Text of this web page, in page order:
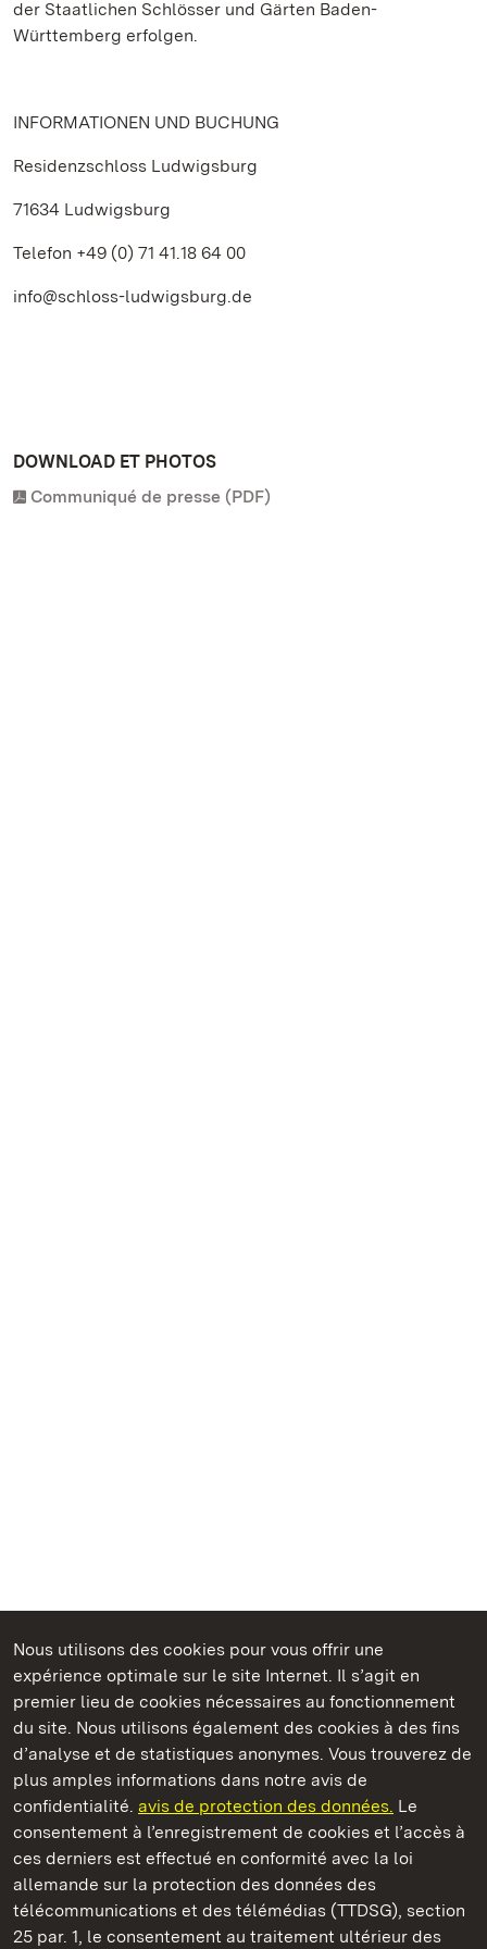
Nous utilisons des cookies pour vous offrir une
expérience optimale sur le site Internet. Il s’agit en
premier lieu de cookies nécessaires au fonctionnement
du site. Nous utilisons également des cookies à des fins
d’analyse et de statistiques anonymes. Vous trouverez de
plus amples informations dans notre avis de
confidentialité. avis de protection des données. Le
consentement à l’enregistrement de cookies et l’accès à
ces derniers est effectué en conformité avec la loi
allemande sur la protection des données des
télécommunications et des télémédias (TTDSG), section
25 par. 1, le consentement au traitement ultérieur des
der Staatlichen Schlösser und Gärten Baden-
Württemberg erfolgen.
INFORMATIONEN UND BUCHUNG
Residenzschloss Ludwigsburg
71634 Ludwigsburg
Telefon +49 (0) 71 41.18 64 00
info@schloss-ludwigsburg.de
DOWNLOAD ET PHOTOS
Communiqué de presse (PDF)
Châteaux et jardins publics du Bade-Wurtemberg
Château résidentiel de Ludwigsburg
Châteaux et jardins publics du Bade-Wurtemberg
Contact et informationsFAQ et réponsesMentions légales
Protection des données